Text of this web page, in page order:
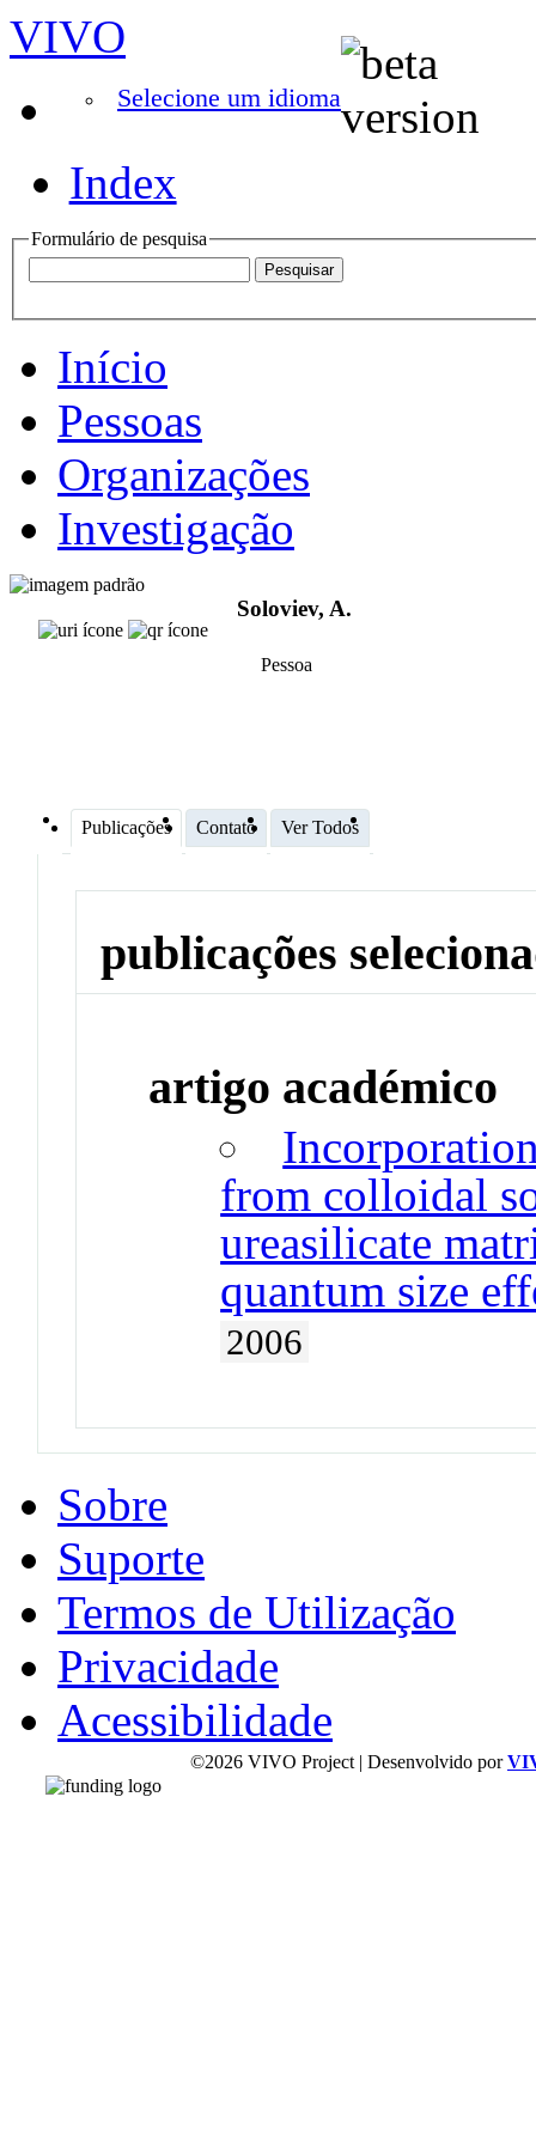
VIVO
Selecione um idioma
Index
Formulário de pesquisa
Início
Pessoas
Organizações
Investigação
Soloviev, A.
Pessoa
Publicações Contato Ver Todos
publicações
artigo académico
from colloidal
ureasilicate
quantum size
2006
Sobre
Suporte
Termos de Utilização
Privacidade
Acessibilidade
©2026 VIVO Project | Desenvolvido por